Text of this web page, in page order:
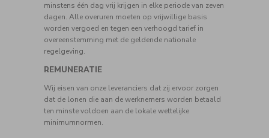
minstens één dag vrij krijgen in elke periode van zeven
dagen. Alle overuren moeten op vrijwillige basis
worden vergoed en tegen een verhoogd tarief in
overeenstemming met de geldende nationale
regelgeving.
REMUNERATIE
Wij eisen van onze leveranciers dat zij ervoor zorgen
dat de lonen die aan de werknemers worden betaald
ten minste voldoen aan de lokale wettelijke
minimumnormen.